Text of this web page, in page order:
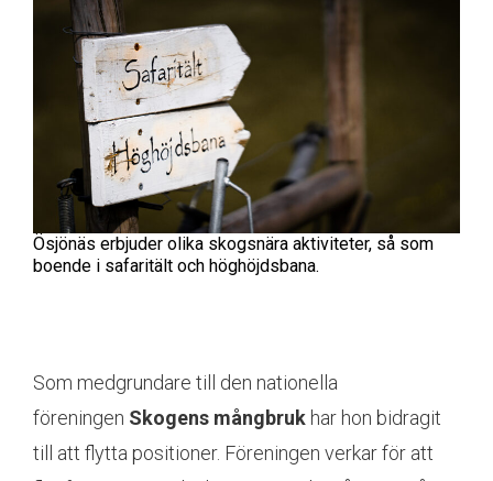
Ösjönäs erbjuder olika skogsnära aktiviteter, så som
boende i safaritält och höghöjdsbana.
Som medgrundare till den nationella
föreningen Skogens mångbruk har hon bidragit
till att flytta positioner. Föreningen verkar för att